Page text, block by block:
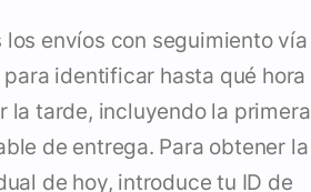
los envíos con seguimiento vía
identificar hasta qué hora
la tarde, incluyendo la primera
de entrega. Para obtener la
de hoy, introduce tu ID de